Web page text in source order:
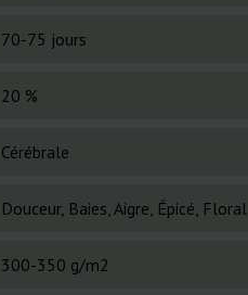
70-75 jours
20 %
Cérébrale
Douceur, Baies, Aigre, Épicé, Floral
300-350 g/m2